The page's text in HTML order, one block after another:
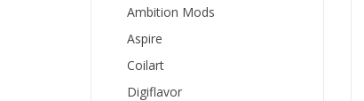
Ambition Mods
Aspire
Coilart
Digiflavor